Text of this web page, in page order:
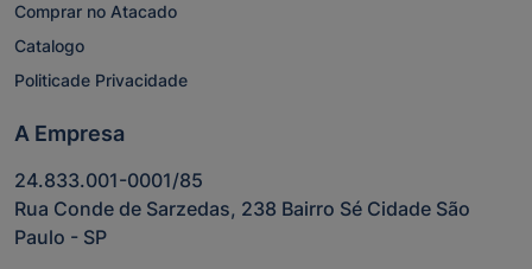
Comprar no Atacado
Catalogo
Politicade Privacidade
A Empresa
24.833.001-0001/85
Rua Conde de Sarzedas, 238 Bairro Sé Cidade São
Paulo - SP